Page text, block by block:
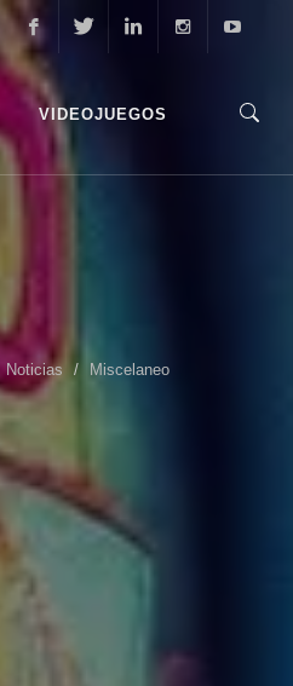
Facebook
VIDEOJUEGOS
Noticias Miscelaneo